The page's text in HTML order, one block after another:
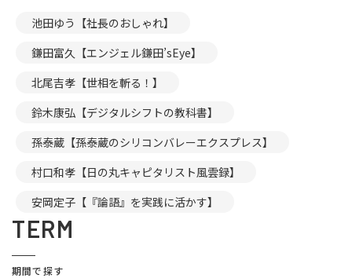
池田ゆう【社長のおしゃれ】
鎌田富久【エンジェル鎌田’sEye】
北尾吉孝【世相を斬る！】
鈴木康弘【デジタルシフトの教科書】
孫泰蔵【孫泰蔵のシリコンバレーエクスプレス】
村口和孝【日の丸キャピタリスト風雲録】
安岡定子【『論語』を実践に活かす】
TERM
期間で探す